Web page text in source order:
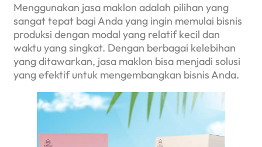
Menggunakan jasa maklon adalah pilihan yang
sangat tepat bagi Anda yang ingin memulai bisnis
produksi dengan modal yang relatif kecil dan
waktu yang singkat. Dengan berbagai kelebihan
yang ditawarkan, jasa maklon bisa menjadi solusi
yang efektif untuk mengembangkan bisnis Anda.